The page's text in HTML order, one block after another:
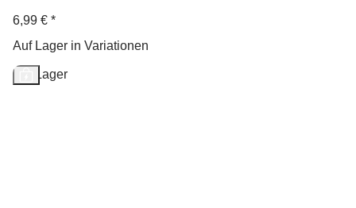
6,99 € *
Auf Lager in Variationen
Auf Lager